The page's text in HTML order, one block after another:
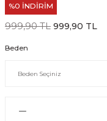
%0 İNDİRİM
999,90 TL 999,90 TL
Beden